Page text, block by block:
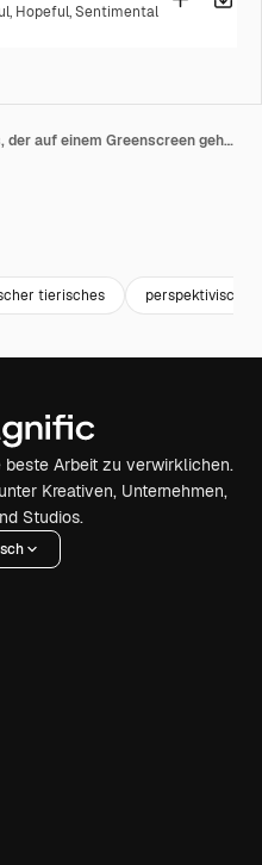
, Hopeful,Sentimental
Eine Silhouette eines Büffels, der auf einem Greenscreen geht, Perspektivansicht.
tierisches perspektivische
beste Arbeit zu verwirklichen.
Kreativen, Unternehmen,
Studios.